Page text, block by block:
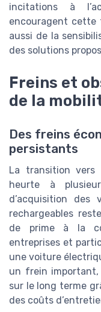
incitations à
encouragent cette
aussi de la
des solutions
Freins et
de la
Des freins
persistants
La transition vers
heurte à
d’acquisition des
rechargeables
de prime à la
entreprises et
une voiture
un frein important,
sur le long terme
des coûts